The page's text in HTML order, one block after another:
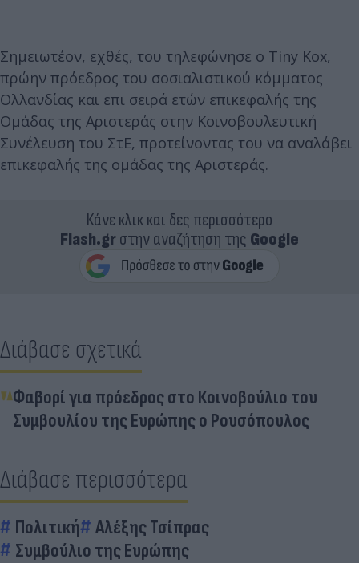
Σημειωτέον, εχθές, του τηλεφώνησε ο Tiny Kox,
πρώην πρόεδρος του σοσιαλιστικού κόμματος
Ολλανδίας και επι σειρά ετών επικεφαλής της
Ομάδας της Αριστεράς στην Κοινοβουλευτική
Συνέλευση του ΣτΕ, προτείνοντας του να αναλάβει
επικεφαλής της ομάδας της Αριστεράς.
Κάνε κλικ και δες περισσότερο
Flash.grστην αναζήτηση της Google
Διάβασε σχετικά
Φαβορί για πρόεδρος στο Κοινοβούλιο του
Συμβουλίου της Ευρώπης ο Ρουσόπουλος
Διάβασε περισσότερα
Πολιτική
Αλέξης Τσίπρας
Συμβούλιο της Ευρώπης